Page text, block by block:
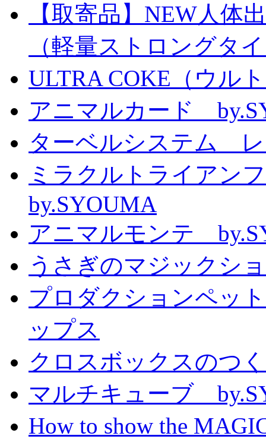
【取寄品】NEW人体
（軽量ストロングタ
ULTRA COKE（ウル
アニマルカード
ターベルシステム
ミラクルトライアン
by.SYOUMA
アニマルモンテ
うさぎのマジックシ
プロダクションペッ
ップス
クロスボックスのつ
マルチキューブ
How to show the